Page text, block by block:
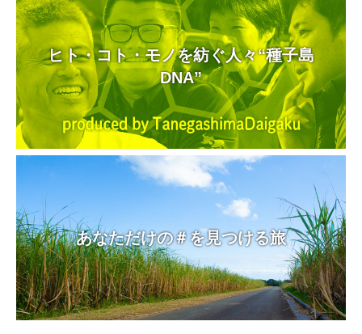
ヒト・コト・モノを紡ぐ人々“種子島
DNA”
あなただけの＃を見つける旅